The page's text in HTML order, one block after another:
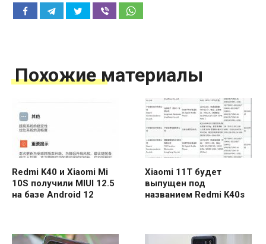
Похожие материалы
Redmi K40 и Xiaomi Mi
10S получили MIUI 12.5
на базе Android 12
Xiaomi 11T будет
выпущен под
названием Redmi K40s